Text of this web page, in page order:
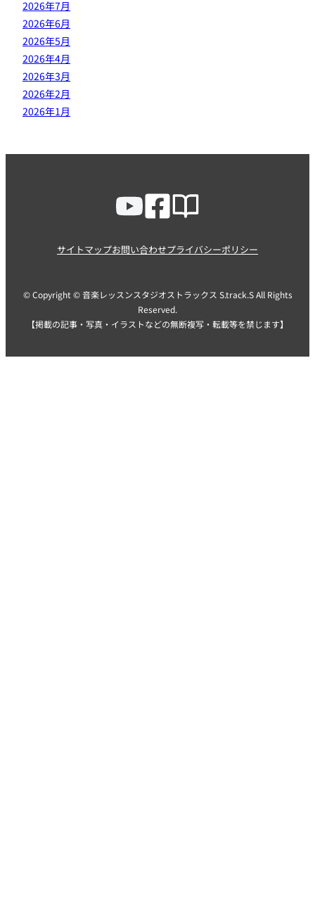
2026年7月
2026年6月
2026年5月
2026年4月
2026年3月
2026年2月
2026年1月
サイトマップお問い合わせプライバシーポリシー
© Copyright © 音楽レッスンスタジオストラックス S.track.S All Rights
Reserved.
【掲載の記事・写真・イラストなどの無断複写・転載等を禁じます】